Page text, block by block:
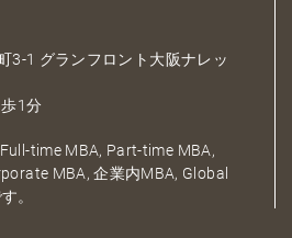
3-1 グランフロント大阪ナレッ
1分
time MBA, Part-time MBA,
MBA, 企業内MBA, Global
。